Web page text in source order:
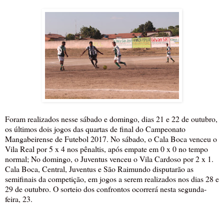
Foram realizados nesse sábado e domingo, dias 21 e 22 de outubro,
os últimos dois jogos das quartas de final do Campeonato
Mangabeirense de Futebol 2017. No sábado, o Cala Boca venceu o
Vila Real por 5 x 4 nos pênaltis, após empate em 0 x 0 no tempo
normal; No domingo, o Juventus venceu o Vila Cardoso por 2 x 1.
Cala Boca, Central, Juventus e São Raimundo disputarão as
semifinais da competição, em jogos a serem realizados nos dias 28 e
29 de outubro. O sorteio dos confrontos ocorrerá nesta segunda-
feira, 23.